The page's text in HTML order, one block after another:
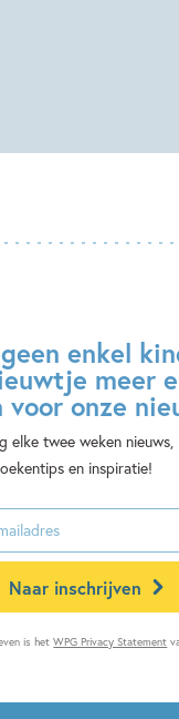
enkel
meer
voor onze
elke twee weken nieuws,
en inspiratie!
Naar inschrijven
is hetWPG Privacy Statement